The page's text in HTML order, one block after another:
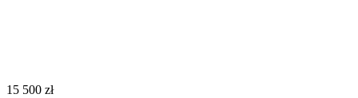
‍15 500‍ zł